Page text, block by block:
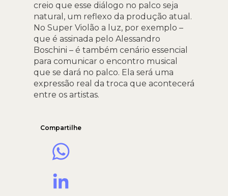
creio que esse diálogo no palco seja
natural, um reflexo da produção atual.
No Super Violão a luz, por exemplo –
que é assinada pelo Alessandro
Boschini – é também cenário essencial
para comunicar o encontro musical
que se dará no palco. Ela será uma
expressão real da troca que acontecerá
entre os artistas.
Compartilhe